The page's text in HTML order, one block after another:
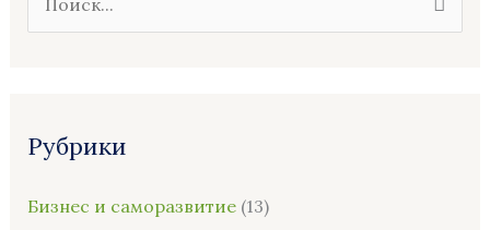
к
Рубрики
Бизнес и саморазвитие(13)